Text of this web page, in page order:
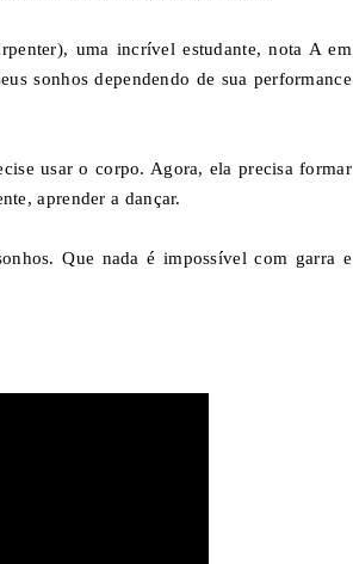
uma incrível estudante, nota A em
sonhos dependendo de sua performance
usar o corpo. Agora, ela precisa formar
aprender a dançar.
Que nada é impossível com garra e